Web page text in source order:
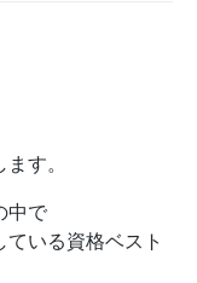
す。
中で
ている資格ベスト